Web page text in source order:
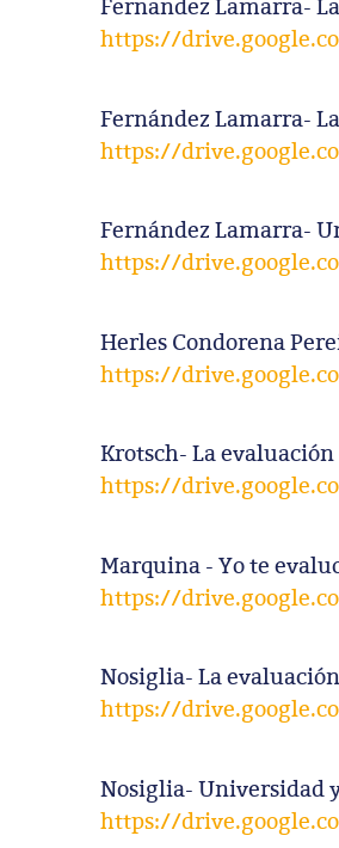
Fernandez Lamarra-
https://
Fernández Lamarra-
https://
Fernández Lamarra-
https://
Herles Condorena
https://
Krotsch- La
https://
Marquina - Yo te
https://
Nosiglia- La
https://
Nosiglia- Universidad
https://